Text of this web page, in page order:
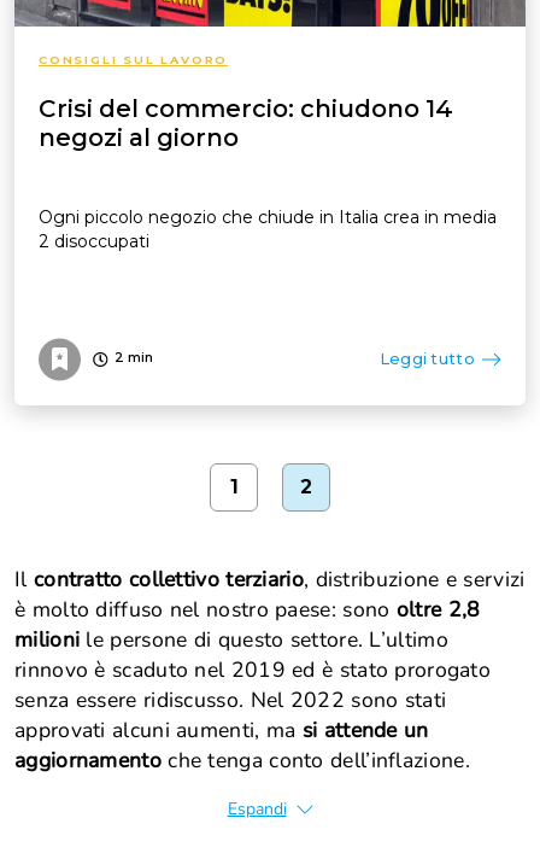
CONSIGLI SUL LAVORO
Crisi del commercio: chiudono 14
negozi al giorno
Ogni piccolo negozio che chiude in Italia crea in media
2 disoccupati
2 min Leggi tutto
1 2
Il contratto collettivo terziario, distribuzione e servizi
è molto diffuso nel nostro paese: sono oltre 2,8
milioni le persone di questo settore. L’ultimo
rinnovo è scaduto nel 2019 ed è stato prorogato
senza essere ridiscusso. Nel 2022 sono stati
approvati alcuni aumenti, ma si attende un
aggiornamentoche tenga conto dell’inflazione.
Espandi